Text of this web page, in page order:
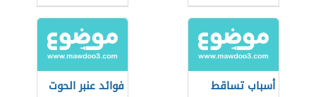
أسباب تساقط
فوائد عنبر الحوت